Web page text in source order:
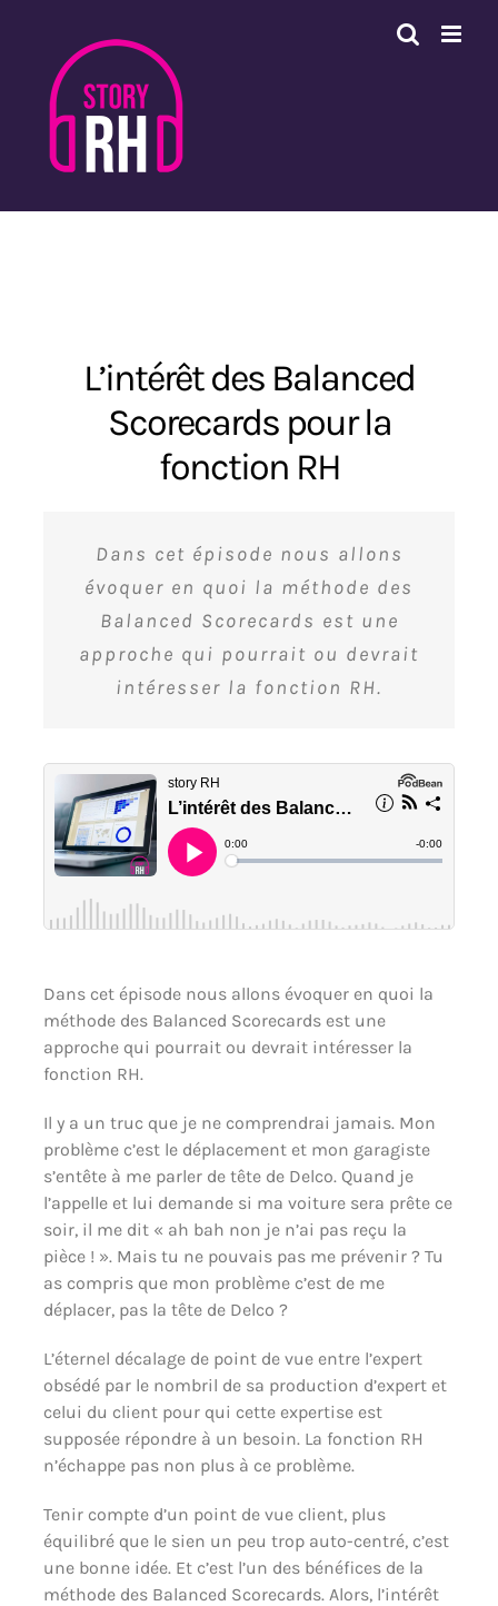
contenu
L’intérêt des Balanced
Scorecards pour la
fonction RH
Dans cet épisode nous allons
évoquer en quoi la méthode des
Balanced Scorecards est une
approche qui pourrait ou devrait
intéresser la fonction RH.
Dans cet épisode nous allons évoquer en quoi la
méthode des Balanced Scorecards est une
approche qui pourrait ou devrait intéresser la
fonction RH.
Il y a un truc que je ne comprendrai jamais. Mon
problème c’est le déplacement et mon garagiste
s’entête à me parler de tête de Delco. Quand je
l’appelle et lui demande si ma voiture sera prête ce
soir, il me dit « ah bah non je n’ai pas reçu la
pièce ! ». Mais tu ne pouvais pas me prévenir ? Tu
as compris que mon problème c’est de me
déplacer, pas la tête de Delco ?
L’éternel décalage de point de vue entre l’expert
obsédé par le nombril de sa production d’expert et
celui du client pour qui cette expertise est
supposée répondre à un besoin. La fonction RH
n’échappe pas non plus à ce problème.
Tenir compte d’un point de vue client, plus
équilibré que le sien un peu trop auto-centré, c’est
une bonne idée. Et c’est l’un des bénéfices de la
méthode des Balanced Scorecards. Alors, l’intérêt